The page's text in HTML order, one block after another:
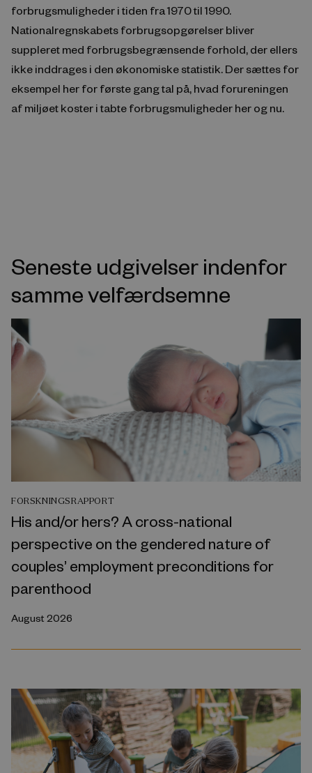
forbrugsmuligheder i tiden fra 1970 til 1990.
Nationalregnskabets forbrugsopgørelser bliver
suppleret med forbrugsbegrænsende forhold, der ellers
ikke inddrages i den økonomiske statistik. Der sættes for
eksempel her for første gang tal på, hvad forureningen
af miljøet koster i tabte forbrugsmuligheder her og nu.
Seneste udgivelser indenfor
samme velfærdsemne
FORSKNINGSRAPPORT
His and/or hers? A cross-national
perspective on the gendered nature of
couples’ employment preconditions for
parenthood
August 2026